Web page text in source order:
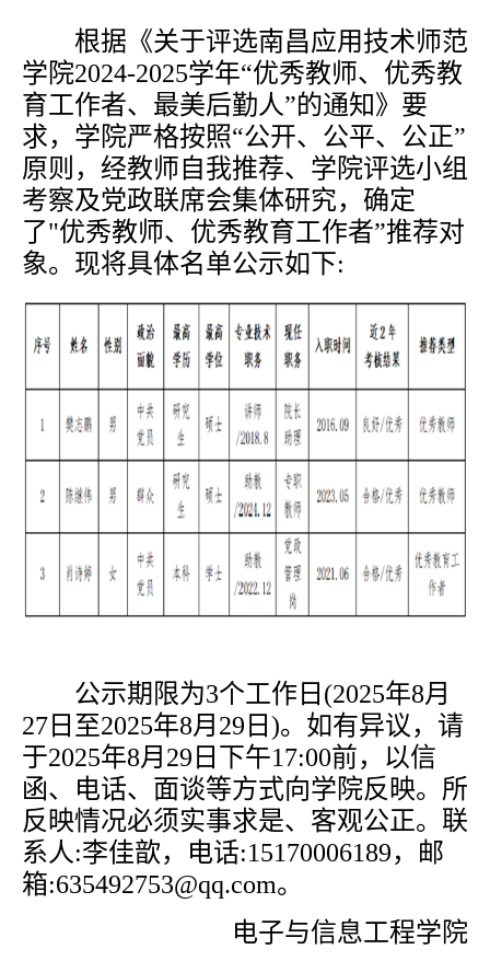
根据《关于评选南昌应用技术师范
学院2024-2025学年“优秀教师、优秀教
育工作者、最美后勤人”的通知》要
求，学院严格按照“公开、公平、公正”
原则，经教师自我推荐、学院评选小组
考察及党政联席会集体研究，确定
了"优秀教师、优秀教育工作者”推荐对
象。现将具体名单公示如下:
公示期限为3个工作日 (2025年8月
27 日至2025年8月 29 日 )。如有异议，请
于2025年8月 29 日下午17:00前，以信
函、电话、面谈等方式向学院反映。所
反映情况必须实事求是、客观公正。联
系人:李佳歆，电话:15170006189，邮
箱:635492753@qq.com。
电子与信息工程学院